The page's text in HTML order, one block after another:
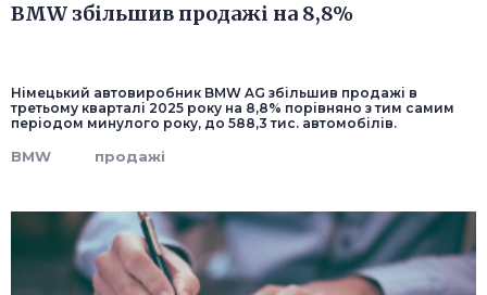
BMW збільшив продажі на 8,8%
Німецький автовиробник BMW AG збільшив продажі в
третьому кварталі 2025 року на 8,8% порівняно з тим самим
періодом минулого року, до 588,3 тис. автомобілів.
BMW продажі